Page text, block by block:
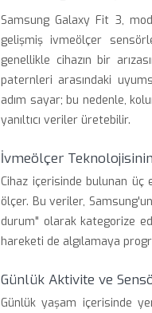
Samsung Galaxy Fit 3,
gelişmiş ivmeölçer
genellikle cihazın bir
paternleri arasındaki
adım sayar; bu nedenle,
yanıltıcı veriler üretebilir.
İvmeölçer
Cihaz içerisinde bulunan
ölçer. Bu veriler,
durum" olarak kategorize
hareketi de algılamaya
Günlük Aktivite ve
Günlük yaşam içerisinde